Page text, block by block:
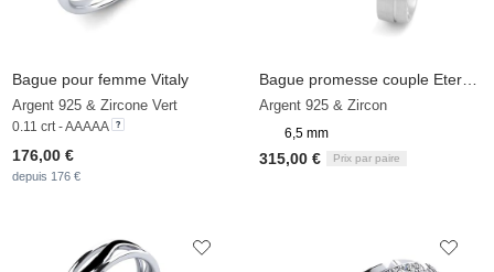
Bague pour femme Vitaly
Argent 925 & Zircone Vert
0.11 crt - AAAAA
176,00 €
depuis 176 €
Argent 925 & Zircon
6,5 mm
315,00 € Prix par paire